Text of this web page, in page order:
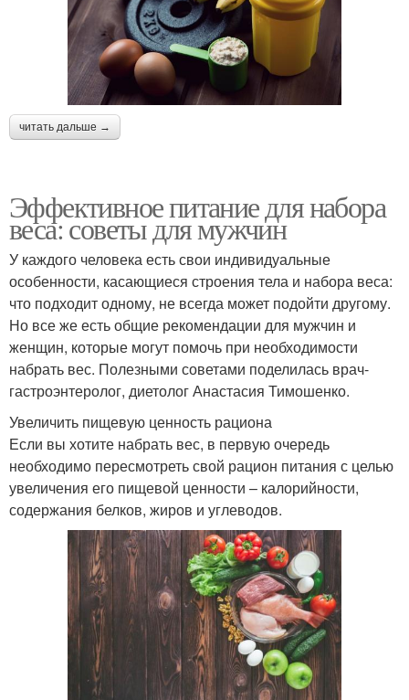
читать дальше →
Эффективное питание для набора
веса: советы для мужчин
У каждого человека есть свои индивидуальные
особенности, касающиеся строения тела и набора веса:
что подходит одному, не всегда может подойти другому.
Но все же есть общие рекомендации для мужчин и
женщин, которые могут помочь при необходимости
набрать вес. Полезными советами поделилась врач-
гастроэнтеролог, диетолог Анастасия Тимошенко.
Увеличить пищевую ценность рациона
Если вы хотите набрать вес, в первую очередь
необходимо пересмотреть свой рацион питания с целью
увеличения его пищевой ценности – калорийности,
содержания белков, жиров и углеводов.